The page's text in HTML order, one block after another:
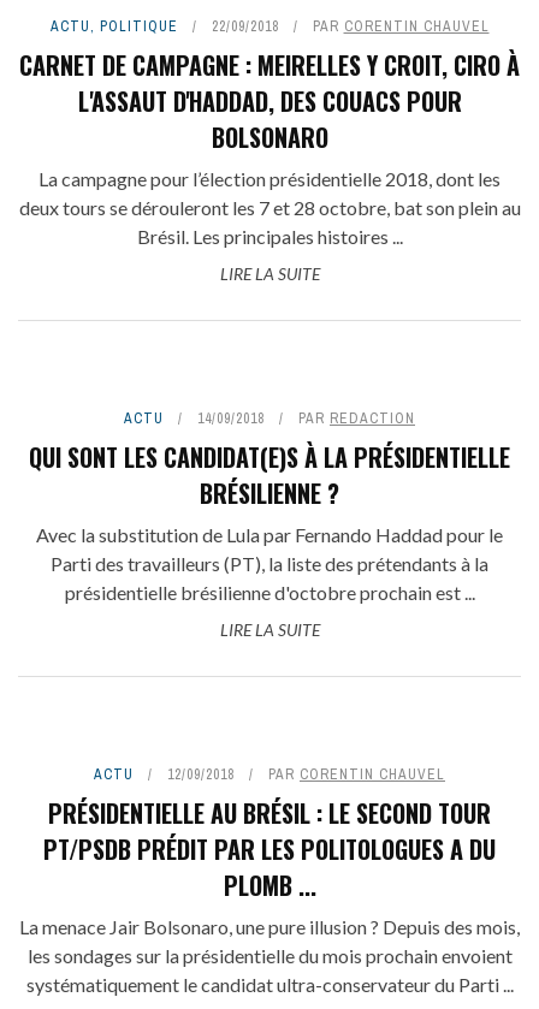
ACTU, POLITIQUE 22/09/2018 PAR CORENTIN CHAUVEL
CARNET DE CAMPAGNE : MEIRELLES Y CROIT, CIRO À
L'ASSAUT D'HADDAD, DES COUACS POUR
BOLSONARO
La campagne pour l’élection présidentielle 2018, dont les
deux tours se dérouleront les 7 et 28 octobre, bat son plein au
Brésil. Les principales histoires ...
LIRE LA SUITE
ACTU 14/09/2018 PAR REDACTION
QUI SONT LES CANDIDAT(E)S À LA PRÉSIDENTIELLE
BRÉSILIENNE ?
Avec la substitution de Lula par Fernando Haddad pour le
Parti des travailleurs (PT), la liste des prétendants à la
présidentielle brésilienne d'octobre prochain est ...
LIRE LA SUITE
ACTU 12/09/2018 PAR CORENTIN CHAUVEL
PRÉSIDENTIELLE AU BRÉSIL : LE SECOND TOUR
PT/PSDB PRÉDIT PAR LES POLITOLOGUES A DU
PLOMB ...
La menace Jair Bolsonaro, une pure illusion ? Depuis des mois,
les sondages sur la présidentielle du mois prochain envoient
systématiquement le candidat ultra-conservateur du Parti ...